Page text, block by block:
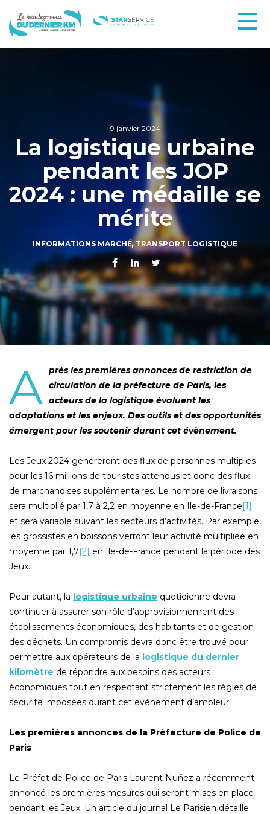
9 janvier 2024
La logistique urbaine
pendant les JOP
2024 : une médaille se
mérite
INFORMATIONS MARCHÉ,TRANSPORT LOGISTIQUE
A près les premières annonces de restriction de
circulation de la préfecture de Paris, les
acteurs de la logistique évaluent les
adaptations et les enjeux. Des outils et des opportunités
émergent pour les soutenir durant cet évènement.
Les Jeux 2024 généreront des flux de personnes multiples
pour les 16 millions de touristes attendus et donc des flux
de marchandises supplémentaires. Le nombre de livraisons
sera multiplié par 1,7 à 2,2 en moyenne en Ile-de-France[1]
et sera variable suivant les secteurs d’activités. Par exemple,
les grossistes en boissons verront leur activité multipliée en
moyenne par 1,7[2] en Ile-de-France pendant la période des
Jeux.
Pour autant, la logistique urbaine quotidienne devra
continuer à assurer son rôle d’approvisionnement des
établissements économiques, des habitants et de gestion
des déchets. Un compromis devra donc être trouvé pour
permettre aux opérateurs de la logistique du dernier
kilomètre de répondre aux besoins des acteurs
économiques tout en respectant strictement les règles de
sécurité imposées durant cet évènement d’ampleur.
Les premières annonces de la Préfecture de Police de
Paris
Le Préfet de Police de Paris Laurent Nuñez a récemment
annoncé les premières mesures qui seront mises en place
pendant les Jeux. Un article du journal Le Parisien détaille